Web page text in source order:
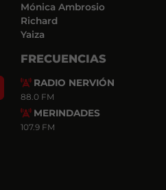
Mónica Ambrosio
Richard
Yaiza
Search
FRECUENCIAS
RADIO NERVIÓN
88.0 FM
MERINDADES
107.9 FM